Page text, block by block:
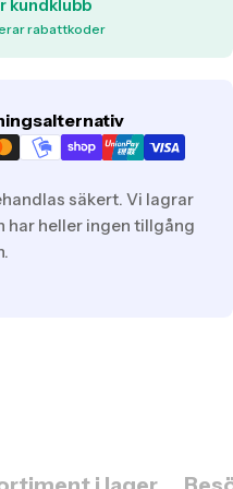
kundklubb
rabattkoder
säkert. Vi lagrar
heller ingen tillgång